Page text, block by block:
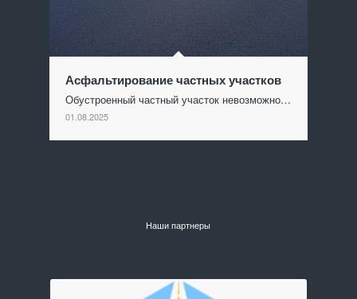
Асфальтирование частных участков
Обустроенный частный участок невозможно…
01.08.2025
Наши партнеры